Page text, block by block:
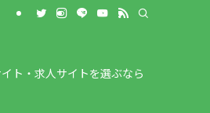
ト・求人サイトを選ぶなら